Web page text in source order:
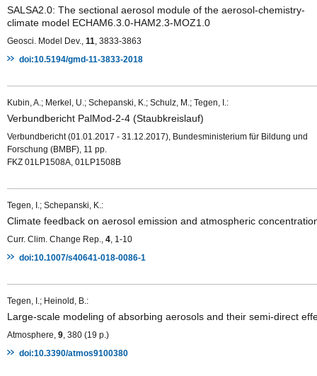
SALSA2.0: The sectional aerosol module of the aerosol-chemistry-
climate model ECHAM6.3.0-HAM2.3-MOZ1.0
Geosci. Model Dev., 11 , 3833-3863
doi:10.5194/gmd-11-3833-2018
Kubin, A.; Merkel, U.; Schepanski, K.; Schulz, M.; Tegen, I.:
Verbundbericht PalMod-2-4 (Staubkreislauf)
Verbundbericht (01.01.2017 - 31.12.2017), Bundesministerium für Bildung und
Forschung (BMBF), 11 pp.
FKZ 01LP1508A, 01LP1508B
Tegen, I.; Schepanski, K.:
Climate feedback on aerosol emission and atmospheric
Curr. Clim. Change Rep., 4 , 1-10
doi:10.1007/s40641-018-0086-1
Tegen, I.; Heinold, B.:
Large-scale modeling of absorbing aerosols and their semi-direct
Atmosphere, 9 , 380 (19 p.)
doi:10.3390/atmos9100380